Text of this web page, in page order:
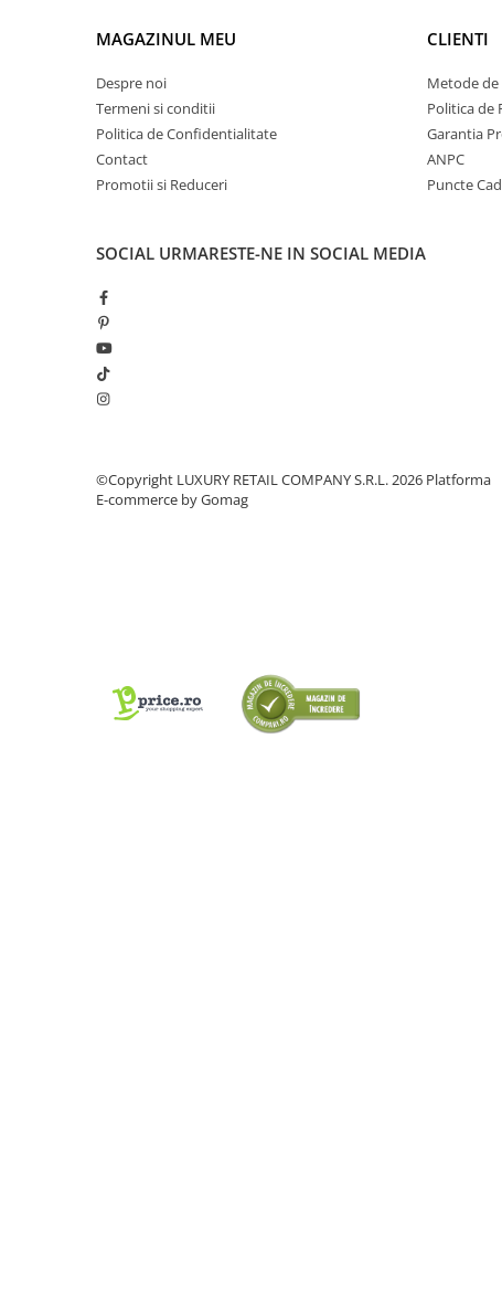
Recenzii clientiMAGAZINUL MEU
Despre noi
Termeni si conditii
Politica de Confidentialitate
Contact
Promotii si Reduceri
CLIENTI
Metode de
Politica de
Garantia
ANPC
Puncte
SOCIAL URMARESTE-NE IN SOCIAL MEDIA
©Copyright LUXURY RETAIL COMPANY S.R.L. 2026 Platforma
E-commerce by Gomag